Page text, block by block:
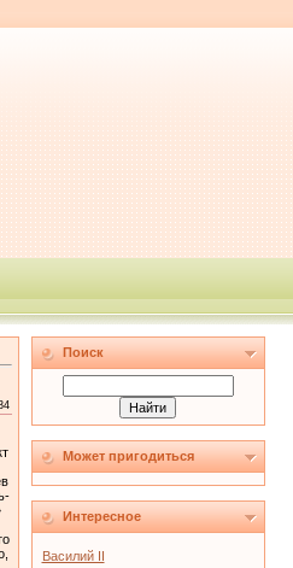
Поиск
Может пригодиться
Интересное
Василий II